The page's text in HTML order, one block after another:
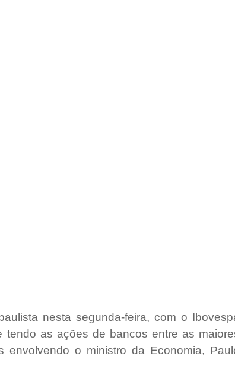
nesta segunda-feira, com o
as ações de bancos entre as
o ministro da Economia,